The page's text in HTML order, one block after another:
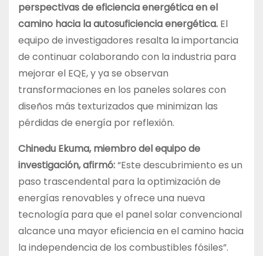
perspectivas de eficiencia energética en el
camino hacia la autosuficiencia energética. El
equipo de investigadores resalta la importancia
de continuar colaborando con la industria para
mejorar el EQE, y ya se observan
transformaciones en los paneles solares con
diseños más texturizados que minimizan las
pérdidas de energía por reflexión.
Chinedu Ekuma, miembro del equipo de
investigación, afirmó:“Este descubrimiento es un
paso trascendental para la optimización de
energías renovables y ofrece una nueva
tecnología para que el panel solar convencional
alcance una mayor eficiencia en el camino hacia
la independencia de los combustibles fósiles”.